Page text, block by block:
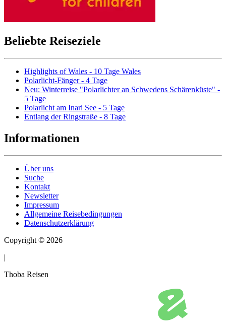
Beliebte Reiseziele
Highlights of Wales - 10 Tage Wales
Polarlicht-Fänger - 4 Tage
Neu: Winterreise "Polarlichter an Schwedens Schärenküste" -
5 Tage
Polarlicht am Inari See - 5 Tage
Entlang der Ringstraße - 8 Tage
Informationen
Über uns
Suche
Kontakt
Newsletter
Impressum
Allgemeine Reisebedingungen
Datenschutzerklärung
Copyright © 2026
|
Thoba Reisen